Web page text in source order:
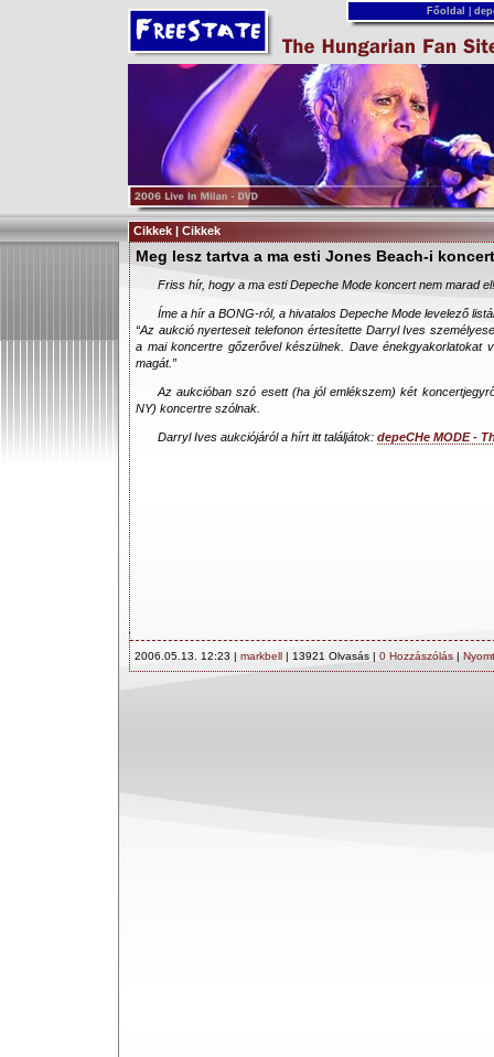
Főoldal
Cikkek | Cikkek
Meg lesz tartva a ma esti Jones Beach-i koncert
Friss hír, hogy a ma esti Depeche Mode koncert nem marad el!
Íme a hír a BONG-ról, a hivatalos Depeche Mode levelező
“Az aukció nyerteseit telefonon értesítette Darryl Ives
a mai koncertre gőzerővel készülnek. Dave énekgyakorlatokat
magát.”
Az aukcióban szó esett (ha jól emlékszem) két
NY) koncertre szólnak.
Darryl Ives aukciójáról a hírt itt találjátok: depeCHe MODE -
2006.05.13. 12:23 | markbell | 13921 Olvasás | 0 Hozzászólás |